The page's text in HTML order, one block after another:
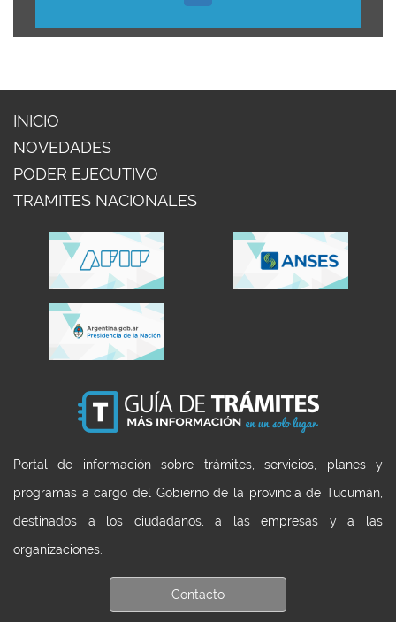
INICIO
NOVEDADES
PODER EJECUTIVO
TRAMITES NACIONALES
Portal de información sobre trámites, servicios, planes y
programas a cargo del Gobierno de la provincia de Tucumán,
destinados a los ciudadanos, a las empresas y a las
organizaciones.
Contacto